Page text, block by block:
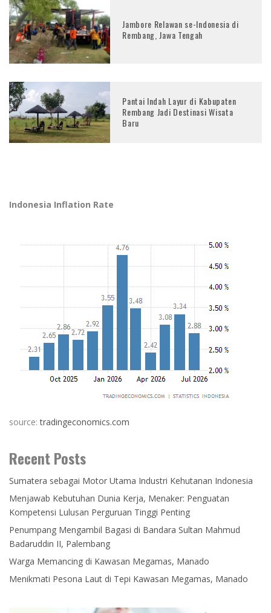
Jambore Relawan se-Indonesia di
Rembang, Jawa Tengah
Pantai Indah Layur di Kabupaten
Rembang Jadi Destinasi Wisata
Baru
Indonesia Inflation Rate
source:tradingeconomics.com
Recent Posts
Sumatera sebagai Motor Utama Industri Kehutanan Indonesia
Menjawab Kebutuhan Dunia Kerja, Menaker: Penguatan
Kompetensi Lulusan Perguruan Tinggi Penting
Penumpang Mengambil Bagasi di Bandara Sultan Mahmud
Badaruddin II, Palembang
Warga Memancing di Kawasan Megamas, Manado
Menikmati Pesona Laut di Tepi Kawasan Megamas, Manado